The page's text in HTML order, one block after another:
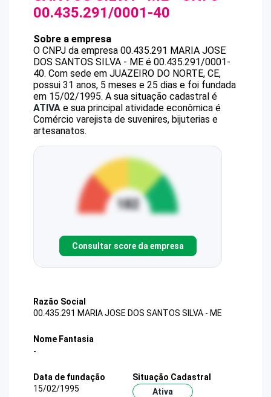
00.435.291/0001-40
Sobre a empresa
O CNPJ da empresa 00.435.291 MARIA JOSE
DOS SANTOS SILVA - ME é 00.435.291/0001-
40. Com sede em JUAZEIRO DO NORTE, CE,
possui 31 anos, 5 meses e 25 dias e foi fundada
em 15/02/1995. A sua situação cadastral é
ATIVA e sua principal atividade econômica é
Comércio varejista de suvenires, bijuterias e
artesanatos.
Consultar score da empresa
Razão Social
00.435.291 MARIA JOSE DOS SANTOS SILVA - ME
Nome Fantasia
-
Data de fundação
15/02/1995
Situação Cadastral
Ativa